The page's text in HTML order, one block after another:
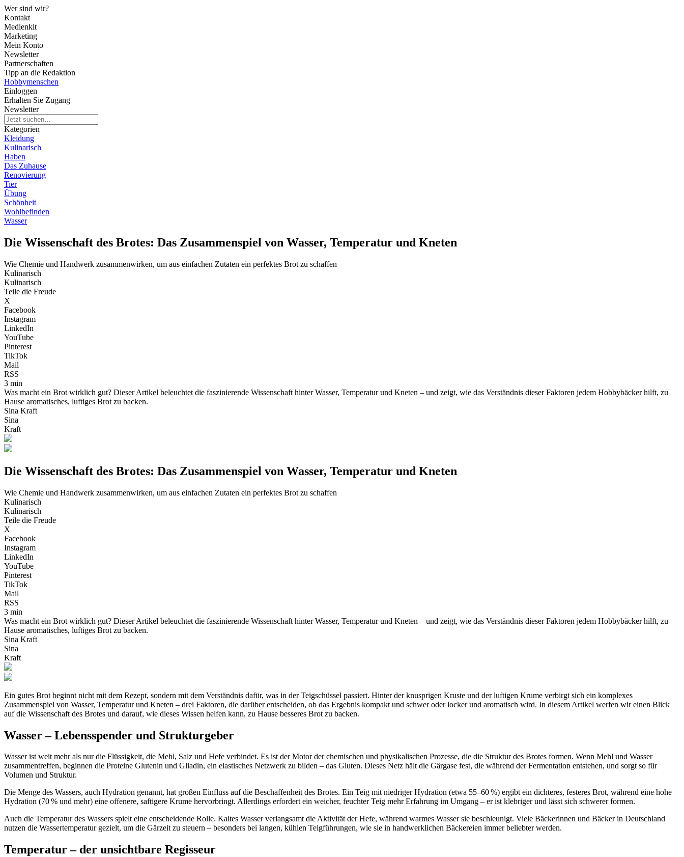
Wer sind wir?
Kontakt
Medienkit
Marketing
Mein Konto
Newsletter
Partnerschaften
Tipp an die Redaktion
Hobbymenschen
Einloggen
Erhalten Sie Zugang
Newsletter
Kategorien
Kleidung
Kulinarisch
Haben
Das Zuhause
Renovierung
Tier
Übung
Schönheit
Wohlbefinden
Wasser
Die Wissenschaft des Brotes: Das Zusammenspiel von Wasser, Temperatur und Kneten
Wie Chemie und Handwerk zusammenwirken, um aus einfachen Zutaten ein perfektes Brot zu schaffen
Kulinarisch
Kulinarisch
Teile die Freude
X
Facebook
Instagram
LinkedIn
YouTube
Pinterest
TikTok
Mail
RSS
3 min
Was macht ein Brot wirklich gut? Dieser Artikel beleuchtet die faszinierende Wissenschaft hinter Wasser, Temperatur und Kneten – und zeigt, wie das Verständnis dieser Faktoren jedem Hobbybäcker hilft, zu
Hause aromatisches, luftiges Brot zu backen.
Sina Kraft
Sina
Kraft
Die Wissenschaft des Brotes: Das Zusammenspiel von Wasser, Temperatur und Kneten
Wie Chemie und Handwerk zusammenwirken, um aus einfachen Zutaten ein perfektes Brot zu schaffen
Kulinarisch
Kulinarisch
Teile die Freude
X
Facebook
Instagram
LinkedIn
YouTube
Pinterest
TikTok
Mail
RSS
3 min
Was macht ein Brot wirklich gut? Dieser Artikel beleuchtet die faszinierende Wissenschaft hinter Wasser, Temperatur und Kneten – und zeigt, wie das Verständnis dieser Faktoren jedem Hobbybäcker hilft, zu
Hause aromatisches, luftiges Brot zu backen.
Sina Kraft
Sina
Kraft
Ein gutes Brot beginnt nicht mit dem Rezept, sondern mit dem Verständnis dafür, was in der Teigschüssel passiert. Hinter der knusprigen Kruste und der luftigen Krume verbirgt sich ein komplexes
Zusammenspiel von Wasser, Temperatur und Kneten – drei Faktoren, die darüber entscheiden, ob das Ergebnis kompakt und schwer oder locker und aromatisch wird. In diesem Artikel werfen wir einen Blick
auf die Wissenschaft des Brotes und darauf, wie dieses Wissen helfen kann, zu Hause besseres Brot zu backen.
Wasser – Lebensspender und Strukturgeber
Wasser ist weit mehr als nur die Flüssigkeit, die Mehl, Salz und Hefe verbindet. Es ist der Motor der chemischen und physikalischen Prozesse, die die Struktur des Brotes formen. Wenn Mehl und Wasser
zusammentreffen, beginnen die Proteine Glutenin und Gliadin, ein elastisches Netzwerk zu bilden – das Gluten. Dieses Netz hält die Gärgase fest, die während der Fermentation entstehen, und sorgt so für
Volumen und Struktur.
Die Menge des Wassers, auch Hydration genannt, hat großen Einfluss auf die Beschaffenheit des Brotes. Ein Teig mit niedriger Hydration (etwa 55–60 %) ergibt ein dichteres, festeres Brot, während eine hohe
Hydration (70 % und mehr) eine offenere, saftigere Krume hervorbringt. Allerdings erfordert ein weicher, feuchter Teig mehr Erfahrung im Umgang – er ist klebriger und lässt sich schwerer formen.
Auch die Temperatur des Wassers spielt eine entscheidende Rolle. Kaltes Wasser verlangsamt die Aktivität der Hefe, während warmes Wasser sie beschleunigt. Viele Bäckerinnen und Bäcker in Deutschland
nutzen die Wassertemperatur gezielt, um die Gärzeit zu steuern – besonders bei langen, kühlen Teigführungen, wie sie in handwerklichen Bäckereien immer beliebter werden.
Temperatur – der unsichtbare Regisseur